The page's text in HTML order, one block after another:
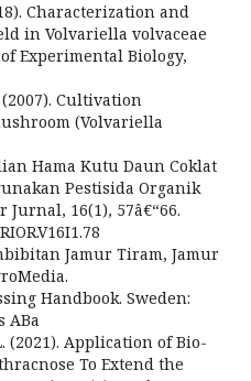
Characterization and
in Volvariella volvaceae
Experimental Biology,
(2007). Cultivation
(Volvariella
Hama Kutu Daun Coklat
Pestisida Organik
16(1), 57â€“66.
Jamur Tiram, Jamur
Handbook. Sweden:
ABa
(2021). Application of Bio-
To Extend the